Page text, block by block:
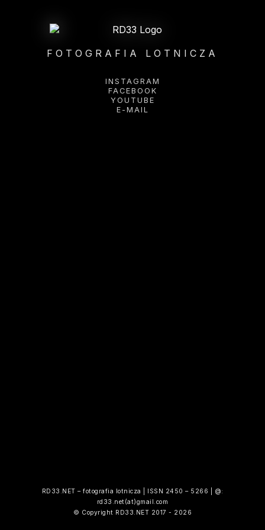
FOTOGRAFIA LOTNICZA
INSTAGRAM
FACEBOOK
YOUTUBE
E-MAIL
RD33.NET – fotografia lotnicza | ISSN 2450 – 5266 | @:
rd33.net(at)gmail.com
© Copyright RD33.NET 2017 - 2026